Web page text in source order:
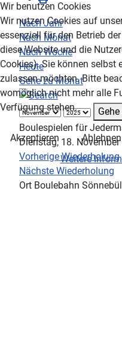
Nach Jahr
Nach Monat
Nach Woche
Heute
Gehe zu Monat
Boulespielen für
Dienstag, 18.
Vorherige Wiederholung
Nächste Wiederholung
Ort Boulebahn
Wir benutzen Cookies
Wir nutzen Cookies auf
essenziell für den Betrieb
diese Website und die
Cookies). Sie können selbst
zulassen möchten. Bitte
womöglich nicht mehr alle
Verfügung stehen.
Akzeptieren
Ablehnen
Weitere